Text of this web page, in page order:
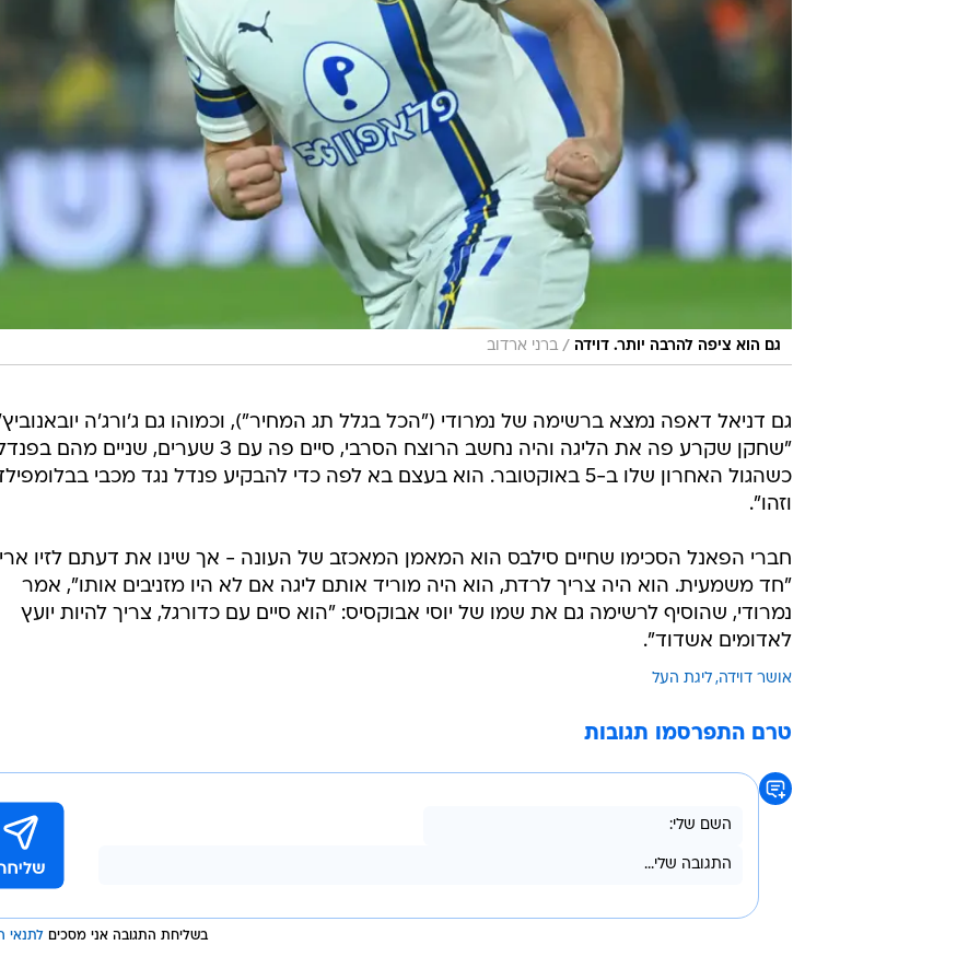
גם הוא ציפה להרבה יותר. דוידה / ברני ארדוב
גם דניאל דאפה נמצא ברשימה של נמרודי ("הכל בגלל תג המחיר"), וכמוהו גם ג'ורג'ה
"שחקן שקרע פה את הליגה והיה נחשב הרוצח הסרבי, סיים פה עם 3 שערים, שניים מהם
כשהגול האחרון שלו ב-5 באוקטובר. הוא בעצם בא לפה כדי להבקיע פנדל נגד מכבי
וזהו".
חברי הפאנל הסכימו שחיים סילבס הוא המאמן המאכזב של העונה - אך שינו את דעתם לזיו
"חד משמעית. הוא היה צריך לרדת, הוא היה מוריד אותם ליגה אם לא היו מזניבים אותו", אמר
נמרודי, שהוסיף לרשימה גם את שמו של יוסי אבוקסיס: "הוא סיים עם כדורגל, צריך להיות יועץ
לאדומים אשדוד".
אושר דוידה ליגת העל
טרם התפרסמו תגובות
בשליחת התגובה אני מסכים לתנאי